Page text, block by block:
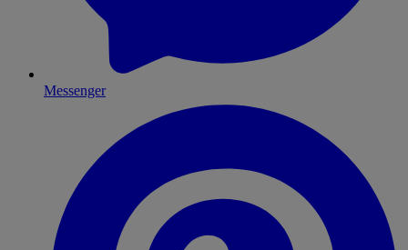
Messenger